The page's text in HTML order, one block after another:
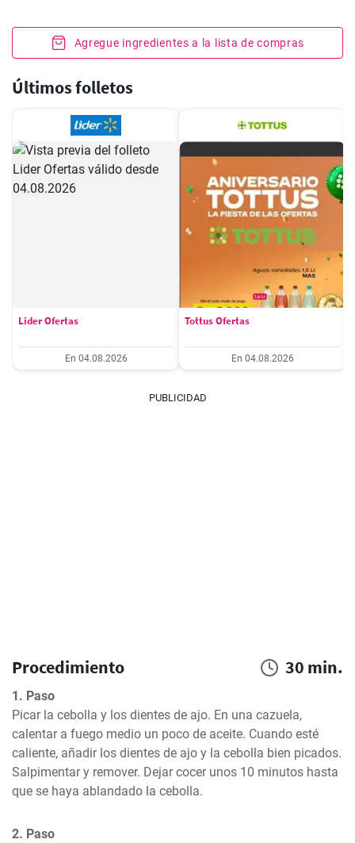
Agregue ingredientes a la lista de compras
Últimos folletos
Lider Ofertas
En 04.08.2026
Tottus Ofertas
En 04.08.2026
PUBLICIDAD
Procedimiento 30 min.
1. Paso
Picar la cebolla y los dientes de ajo. En una cazuela,
calentar a fuego medio un poco de aceite. Cuando esté
caliente, añadir los dientes de ajo y la cebolla bien picados.
Salpimentar y remover. Dejar cocer unos 10 minutos hasta
que se haya ablandado la cebolla.
2. Paso